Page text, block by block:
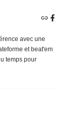
avec une
et beat'em
temps pour